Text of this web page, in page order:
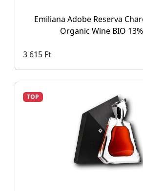
Emiliana Adobe Reserva
Organic Wine BIO
3 615 Ft
TOP